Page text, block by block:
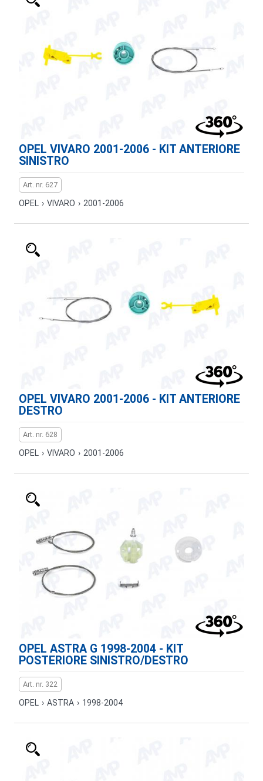
OPEL VIVARO 2001-2006 - KIT ANTERIORE
SINISTRO
Art. nr. 627
OPEL › VIVARO › 2001-2006
OPEL VIVARO 2001-2006 - KIT ANTERIORE
DESTRO
Art. nr. 628
OPEL › VIVARO › 2001-2006
OPEL ASTRA G 1998-2004 - KIT
POSTERIORE SINISTRO/DESTRO
Art. nr. 322
OPEL › ASTRA › 1998-2004